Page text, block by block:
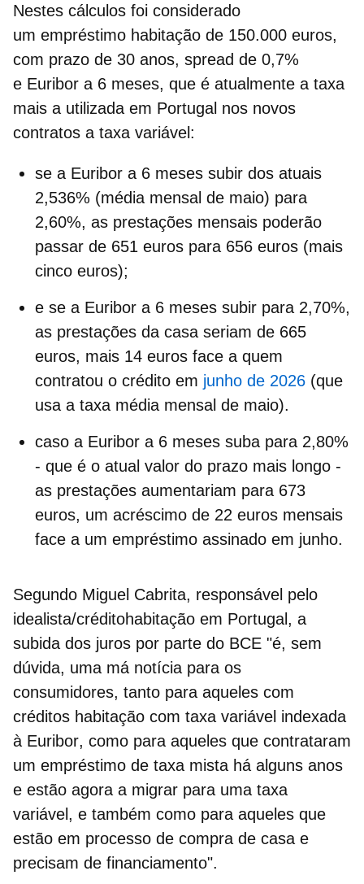
Nestes cálculos foi considerado
um empréstimo habitação de 150.000 euros,
com prazo de 30 anos, spread de 0,7%
e Euribor a 6 meses, que é atualmente a taxa
mais a utilizada em Portugal nos novos
contratos a taxa variável:
se a Euribor a 6 meses subir dos atuais
2,536% (média mensal de maio) para
2,60%, as prestações mensais poderão
passar de 651 euros para 656 euros (mais
cinco euros);
e se a Euribor a 6 meses subir para 2,70%,
as prestações da casa seriam de 665
euros, mais 14 euros face a quem
contratou o crédito em junho de 2026 (que
usa a taxa média mensal de maio).
caso a Euribor a 6 meses suba para 2,80%
- que é o atual valor do prazo mais longo -
as prestações aumentariam para 673
euros, um acréscimo de 22 euros mensais
face a um empréstimo assinado em junho.
Segundo Miguel Cabrita, responsável pelo
idealista/créditohabitação em Portugal, a
subida dos juros por parte do BCE "é, sem
dúvida, uma má notícia para os
consumidores, tanto para aqueles com
créditos habitação com taxa variável indexada
à Euribor, como para aqueles que contrataram
um empréstimo de taxa mista há alguns anos
e estão agora a migrar para uma taxa
variável, e também como para aqueles que
estão em processo de compra de casa e
precisam de financiamento".